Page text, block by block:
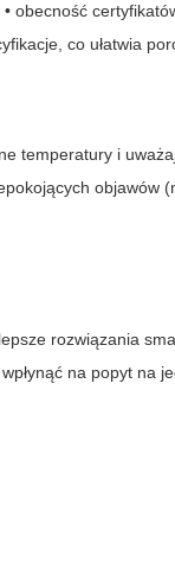
obecność
co ułatwia
temperatury i
objawów
rozwiązania
na popyt na